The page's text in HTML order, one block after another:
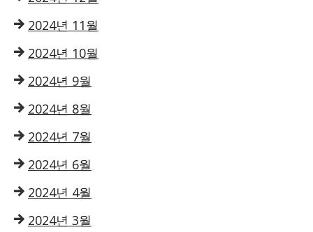
2024년 11월
2024년 10월
2024년 9월
2024년 8월
2024년 7월
2024년 6월
2024년 4월
2024년 3월